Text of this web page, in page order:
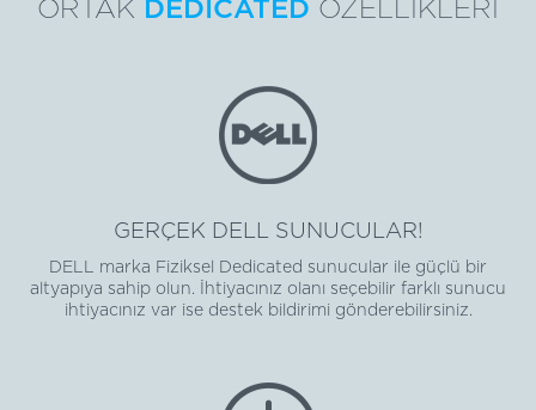
ORTAK DEDICATED ÖZELLİKLERİ
GERÇEK DELL SUNUCULAR!
DELL marka Fiziksel Dedicated sunucular ile güçlü bir
altyapıya sahip olun. İhtiyacınız olanı seçebilir farklı sunucu
ihtiyacınız var ise destek bildirimi gönderebilirsiniz.